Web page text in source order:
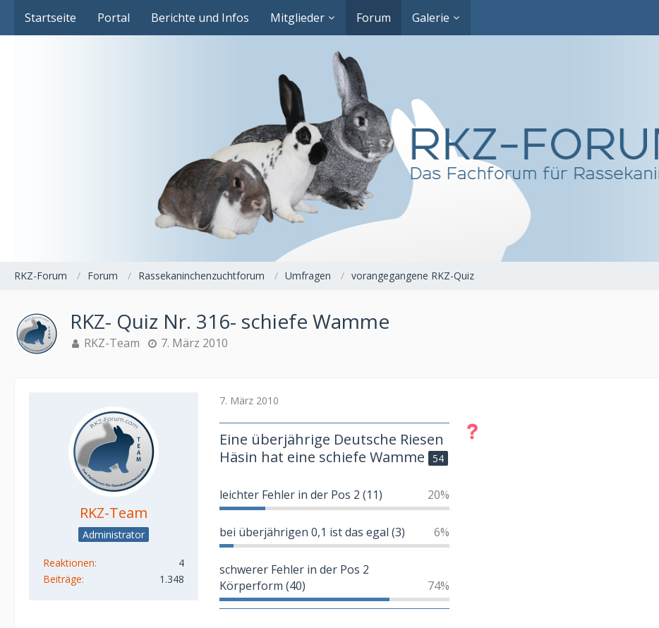
Startseite Portal Berichte und Infos Mitglieder Forum Galerie
RKZ-Forum Forum Rassekaninchenzuchtforum Umfragen vorangegangene RKZ-Quiz
RKZ- Quiz Nr. 316- schiefe Wamme
RKZ-Team 7. März 2010
RKZ-Team
Administrator
Reaktionen
4
Beiträge
1.348
7. März 2010
Eine überjährige Deutsche Riesen
Häsin hat eine schiefe Wamme
54
leichter Fehler in der Pos 2 (11) 20%
bei überjährigen 0,1 ist das egal (3) 6%
schwerer Fehler in der Pos 2
Körperform (40)
74%